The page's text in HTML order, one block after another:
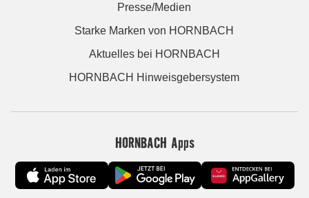
Presse/Medien
Starke Marken von HORNBACH
Aktuelles bei HORNBACH
HORNBACH Hinweisgebersystem
HORNBACH Apps